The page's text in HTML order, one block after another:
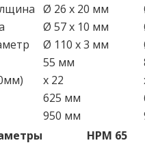
Ø 26 x 20 мм
Ø 57 x 10 мм
Ø 110 x 3 мм
55 мм
x 22
625 мм
950 мм
HPM 65